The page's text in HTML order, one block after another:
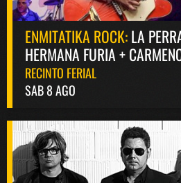
ENMITATIKA ROCK:LA
HERMANA FURIA +
RECINTO FERIAL
SAB 8 AGO